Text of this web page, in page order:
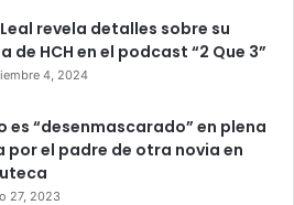
revela detalles sobre su
de HCH en el podcast “2 Que 3”
4, 2024
es “desenmascarado” en plena
por el padre de otra novia en
27, 2023